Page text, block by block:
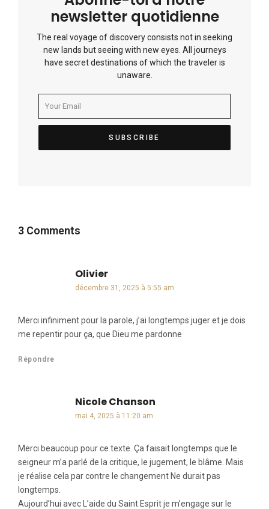
newsletter quotidienne
The real voyage of discovery consists not in seeking
new lands but seeing with new eyes. All journeys
have secret destinations of which the traveler is
unaware.
3 Comments
Olivierdit :
décembre 31, 2025 à 5:55 am
Merci infiniment pour la parole, j’ai longtemps juger et je dois
me repentir pour ça, que Dieu me pardonne
Répondre
Nicole Chanson
mai 4, 2025 à 11:20 am
Merci beaucoup pour ce texte. Ça faisait longtemps que le
seigneur m’a parlé de la critique, le jugement, le blâme. Mais
je réalise cela par contre le changement Ne durait pas
longtemps.
Aujourd’hui avec L’aide du Saint Esprit je m’engage sur le